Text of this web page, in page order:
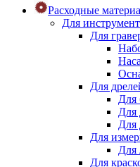
Расходные
Для
Для
Для
Для
Для
Для
Для
Для
Для